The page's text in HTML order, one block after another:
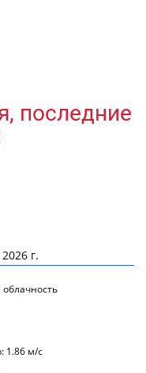
последние
г.
1.86 м/с